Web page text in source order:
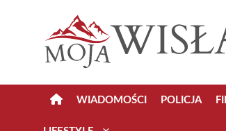
WIADOMOŚCI POLICJA